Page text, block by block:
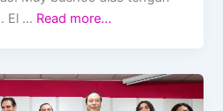
El … Read more…